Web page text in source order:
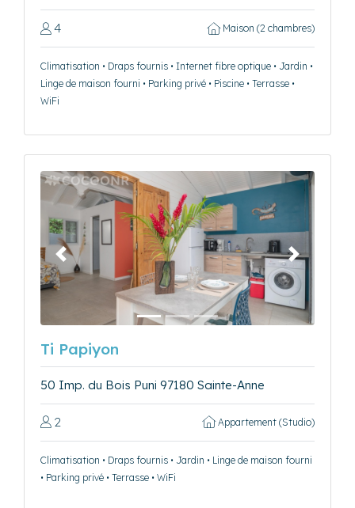
4 Maison (2 chambres)
Climatisation • Draps fournis • Internet fibre optique • Jardin •
Linge de maison fourni • Parking privé • Piscine • Terrasse •
WiFi
Précédent Suivant
Ti Papiyon
50 Imp. du Bois Puni 97180 Sainte-Anne
2 Appartement (Studio)
Climatisation • Draps fournis • Jardin • Linge de maison fourni
• Parking privé • Terrasse • WiFi